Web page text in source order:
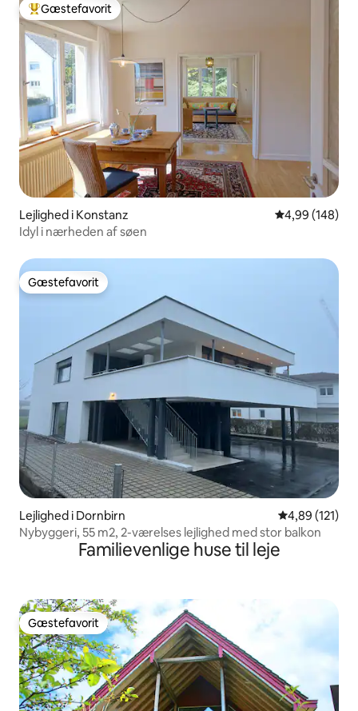
Bedste gæstefavorit
Gæstefavorit
Lejlighed i Konstanz 4,99 ud af 5 i
4,99 (148)
Idyl i nærheden af søen
Gæstefavorit
Gæstefavorit
Lejlighed i Dornbirn 4,89 ud af 5 i
4,89 (121)
Nybyggeri, 55 m2, 2-værelses lejlighed med stor balkon
Familievenlige huse til leje
Gæstefavorit
Gæstefavorit